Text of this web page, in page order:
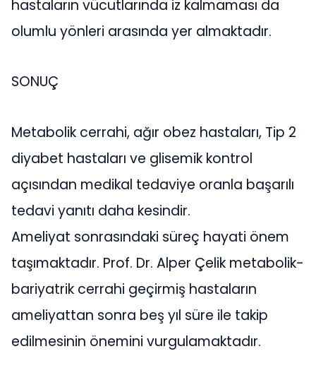
hastaların vücutlarında iz kalmaması da
olumlu yönleri arasında yer almaktadır.
SONUÇ
Metabolik cerrahi, ağır obez hastaları, Tip 2
diyabet hastaları ve glisemik kontrol
açısından medikal tedaviye oranla başarılı
tedavi yanıtı daha kesindir.
Ameliyat sonrasındaki süreç hayati önem
taşımaktadır. Prof. Dr. Alper Çelik metabolik-
bariyatrik cerrahi geçirmiş hastaların
ameliyattan sonra beş yıl süre ile takip
edilmesinin önemini vurgulamaktadır.